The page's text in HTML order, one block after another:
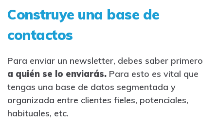
Construye una base de
contactos
Para enviar un newsletter, debes saber primero
a quién se lo enviarás. Para esto es vital que
tengas una base de datos segmentada y
organizada entre clientes fieles, potenciales,
habituales, etc.